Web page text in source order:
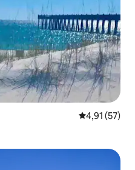
Évaluation
4,91 (57)